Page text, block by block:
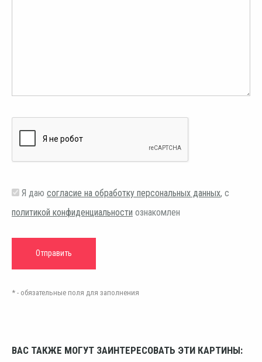
Я даю согласие на обработку персональных данных, с
политикой конфиденциальности ознакомлен
* - обязательные поля для заполнения
ВАС ТАКЖЕ МОГУТ ЗАИНТЕРЕСОВАТЬ ЭТИ КАРТИНЫ: